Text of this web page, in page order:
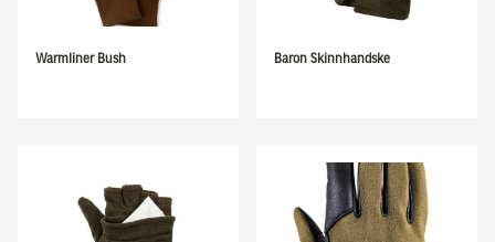
Warmliner Bush Baron Skinnhandske